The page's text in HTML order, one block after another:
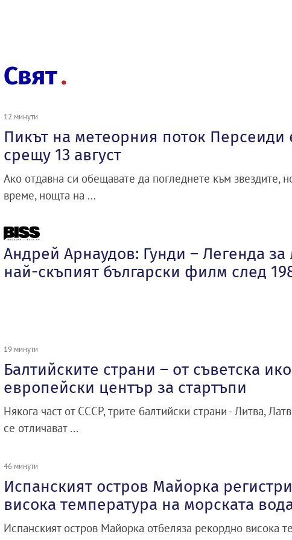
Свят
12 минути
Пикът на метеорния поток Персеиди
срещу 13 август
Ако отдавна си обещавате да погледнете към звездите,
време, нощта на ...
Андрей Арнаудов: Гунди – Легенда за
най-скъпият български филм след
19 минути
Балтийските страни – от съветска
европейски център за стартъпи
Някога част от СССР, трите балтийски страни - Литва,
се отличават ...
46 минути
Испанският остров Майорка
висока температура на морската
Испанският остров Майорка отбеляза рекордно висока